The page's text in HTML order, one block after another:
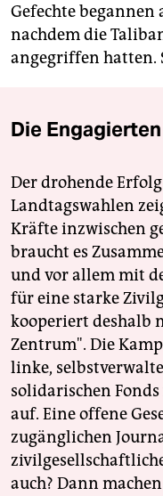
Gefechte begannen
nachdem die
angegriffen hatten.
Die
Der drohende
Landtagswahlen
Kräfte inzwischen
braucht es
und vor allem mit
für eine starke
kooperiert deshalb
Zentrum". Die
linke,
solidarischen
auf. Eine offene
zugänglichen
auch? Dann